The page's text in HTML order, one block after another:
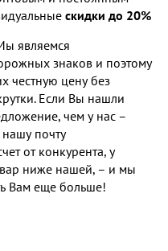
скидки до 20%
являемся
знаков и поэтому
честную цену без
Если Вы нашли
чем у нас –
нашу почту
от конкурента, у
ниже нашей, – и мы
Вам еще больше!